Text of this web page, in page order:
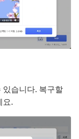
있습니다. 복구할
요.